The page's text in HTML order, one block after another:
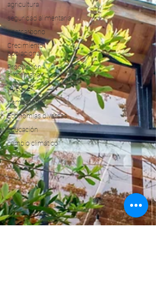
agricultura
seguridad alimentaria
postcarbono
Crecimiento
poblacional
Producción
alimentaria
trueque
homeschool
Economías diversas
educación
cambio climático